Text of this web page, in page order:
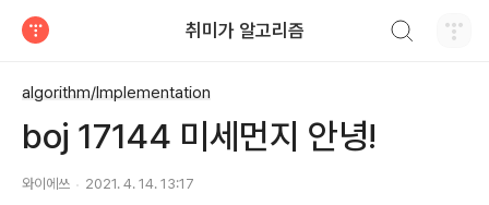
취미가 알고리즘
algorithm/Implementation
boj 17144 미세먼지 안녕!
와이에쓰 2021. 4. 14. 13:17